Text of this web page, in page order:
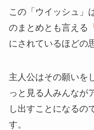
この「ウイッシュ」
のまとめとも言える
にされているほどの
主人公はその願いを
っと見る人みんなが
し出すことになるの
す。